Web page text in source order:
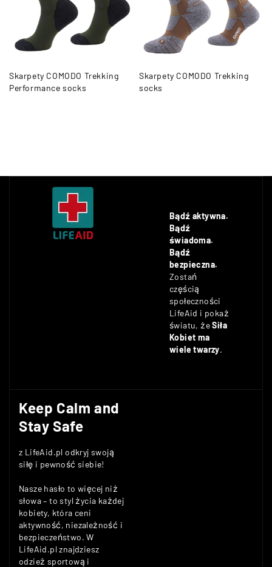
Skarpety COMODO Trekking
Performance socks
Skarpety COMODO Trekking
socks
Bądź aktywna.
Bądź
świadoma.
Bądź
bezpieczna.
Zostań
częścią
społeczności
LifeAid i pokaż
światu, żeSiła
Kobiet ma
wiele twarzy.
Keep Calm and
Stay Safe
z LifeAid.pl odkryj swoją
siłę i pewność siebie!
Nasze hasło to więcej niż
słowa – to styl życia każdej
kobiety, która ceni
aktywność, niezależność i
bezpieczeństwo. W
LifeAid.pl znajdziesz
odzież sportową i